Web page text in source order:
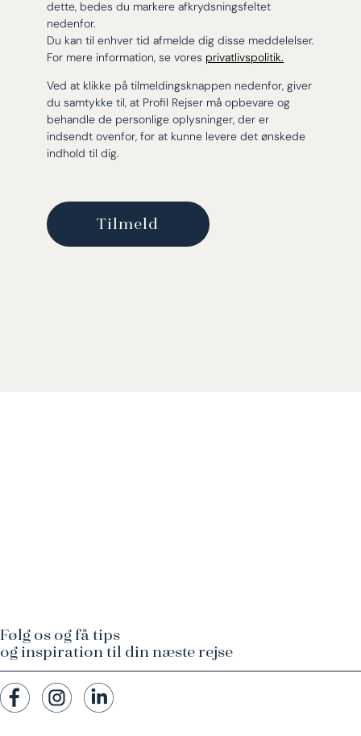
dette, bedes du markere afkrydsningsfeltet
nedenfor.
Du kan til enhver tid afmelde dig disse meddelelser.
For mere information, se vores privatlivspolitik.
Ved at klikke på tilmeldingsknappen nedenfor, giver
du samtykke til, at Profil Rejser må opbevare og
behandle de personlige oplysninger, der er
indsendt ovenfor, for at kunne levere det ønskede
indhold til dig.
Følg os og få tips
og inspiration til din næste rejse